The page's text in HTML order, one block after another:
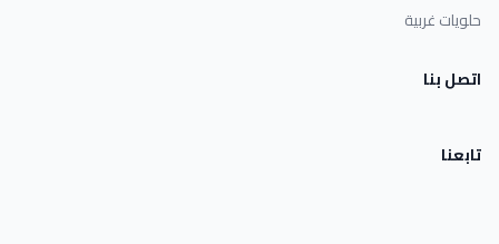
حلويات غربية
اتصل بنا
تابعنا